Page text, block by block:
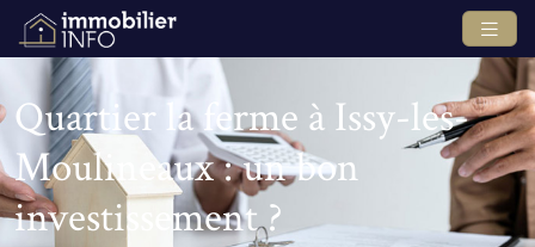
Quartier la ferme à Issy-les-
Moulineaux : un bon
investissement ?